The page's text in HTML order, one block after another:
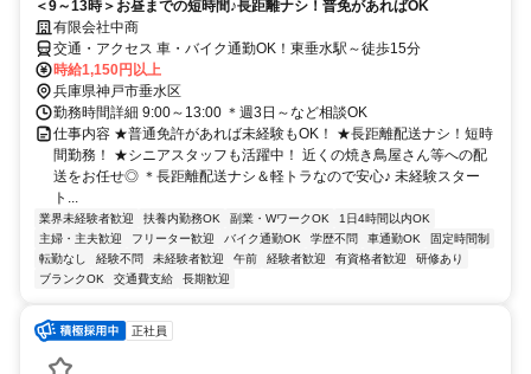
＜9～13時＞お昼までの短時間♪長距離ナシ！普免があればOK
有限会社中商
交通・アクセス 車・バイク通勤OK！東垂水駅～徒歩15分
時給1,150円以上
兵庫県神戸市垂水区
勤務時間詳細 9:00～13:00 ＊週3日～など相談OK
仕事内容 ★普通免許があれば未経験もOK！ ★長距離配送ナシ！短時
間勤務！ ★シニアスタッフも活躍中！ 近くの焼き鳥屋さん等への配
送をお任せ◎ ＊長距離配送ナシ＆軽トラなので安心♪ 未経験スター
ト...
業界未経験者歓迎 扶養内勤務OK 副業・WワークOK
1日4時間以内OK
主婦・主夫歓迎
フリーター歓迎 バイク通勤OK 学歴不問 車通勤OK
固定時間制
転勤なし
経験不問 未経験者歓迎 午前 経験者歓迎 有資格者歓迎
研修あり
ブランクOK
交通費支給 長期歓迎
正社員